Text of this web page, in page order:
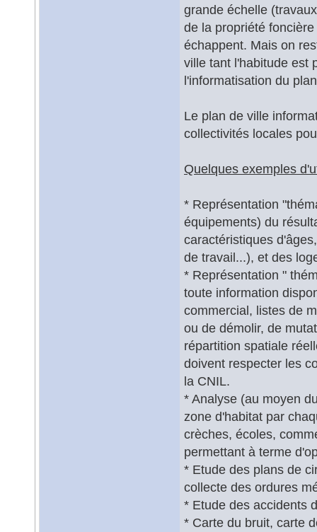
grande échelle
de la propriété
échappent. Mais on
ville tant l'habitude est
l'informatisation du
Le plan de ville
collectivités locales
Quelques exemples
* Représentation
équipements) du
caractéristiques
de travail...), et des
* Représentation "
toute information
commercial, listes de
ou de démolir, de
répartition spatiale
doivent respecter les
la CNIL.
* Analyse (au moyen
zone d'habitat par
crèches, écoles,
permettant à terme
* Etude des plans de
collecte des ordures
* Etude des accidents
* Carte du bruit, carte